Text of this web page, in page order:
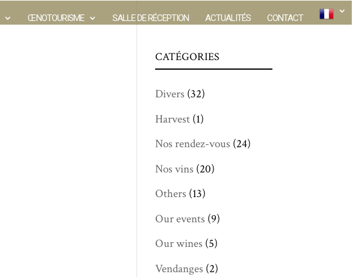
ŒNOTOURISME SALLE DE RÉCEPTION ACTUALITÉS CONTACT
CATÉGORIES
Divers (32)
Harvest (1)
Nos rendez-vous (24)
Nos vins (20)
Others (13)
Our events (9)
Our wines (5)
Vendanges (2)